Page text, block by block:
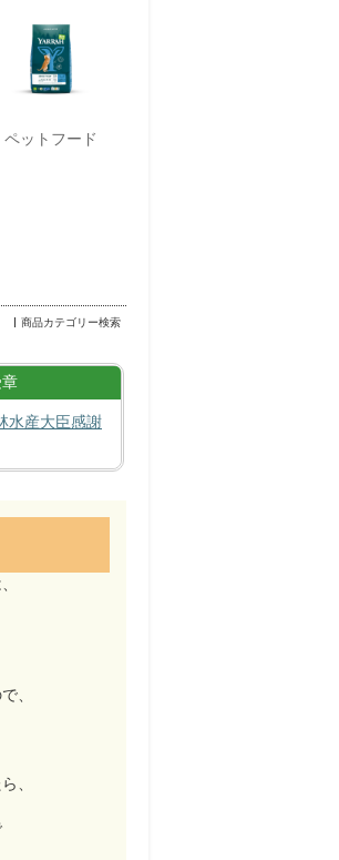
ペットフード
商品カテゴリー検索
水産大臣感謝
、
、